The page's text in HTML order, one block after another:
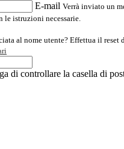
E-mail Verrà inviato un
istruzioni necessarie.
al nome utente? Effettua il reset
di controllare la casella di